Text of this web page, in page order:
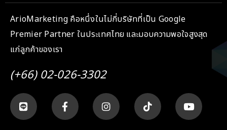
ArioMarketing คือหนึ่งในไม่กี่บริษัทที่เป็น Google
Premier Partner ในประเทศไทย และมอบความพอใจสูงสุด
แก่ลูกค้าของเรา
(+66) 02-026-3302